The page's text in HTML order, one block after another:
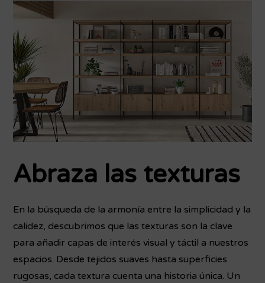
Abraza las texturas
En la búsqueda de la armonía entre la simplicidad y la
calidez, descubrimos que las texturas son la clave
para añadir capas de interés visual y táctil a nuestros
espacios. Desde tejidos suaves hasta superficies
rugosas, cada textura cuenta una historia única. Un